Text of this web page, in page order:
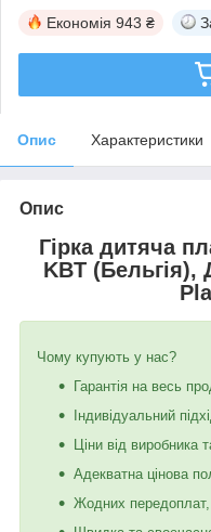
Економія 943 ₴
Опис Характеристики
Опис
Гірка дитяча
KBT (Бельгія),
Чому купують у нас?
Гарантія на весь
Індивідуальний
Ціни від виробника
Адекватна цінова
Жодних передоплат,